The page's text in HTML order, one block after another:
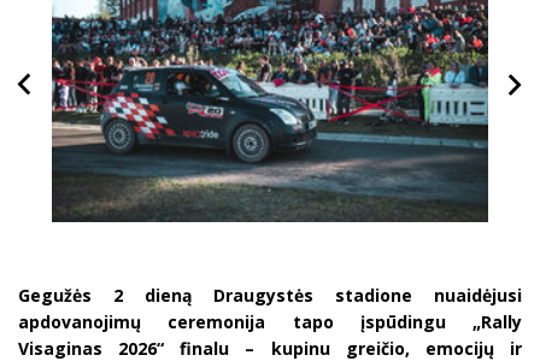
Gegužės 2 dieną Draugystės stadione nuaidėjusi
apdovanojimų ceremonija tapo įspūdingu „Rally
Visaginas 2026“ finalu – kupinu greičio, emocijų ir